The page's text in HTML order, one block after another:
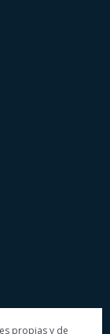
propias y de